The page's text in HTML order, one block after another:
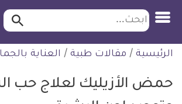
التخطي
للمحتوى
ابحث
الرئيسية / مقالات طبية / العناية
حمض الأزيليك لعلاج حب